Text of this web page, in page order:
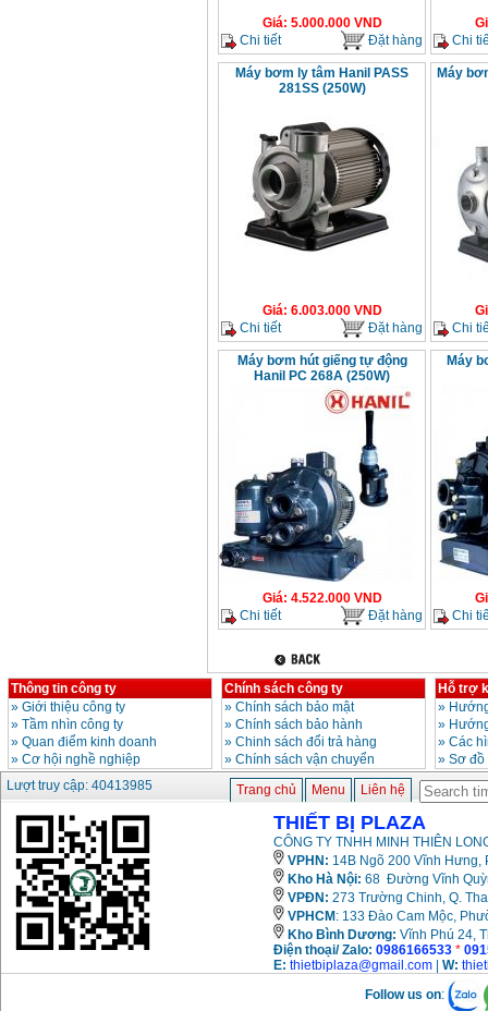
Giá: 5.000.000VND
Chi tiết
Đặt hàng
Chi
Máy bơm ly tâm Hanil PASS
281SS (250W)
Giá: 6.003.000VND
Chi tiết
Đặt hàng
Máy
Chi
Máy bơm hút giếng tự động
Hanil PC 268A (250W)
Giá: 4.522.000VND
Chi tiết
Đặt hàng
Máy
Chi
Thông tin công ty
» Giới thiệu công ty
» Tầm nhìn công ty
» Quan điểm kinh doanh
» Cơ hội nghề nghiệp
Chính sách công ty
» Chính sách bảo mật
» Chính sách bảo hành
» Chinh sách đổi trả hàng
» Chính sách vận chuyển
Hỗ trợ
»
»
» Các
» Sơ
Lượt truy cập: 40413985
Trang chủ Menu Liên hệ
THIẾT BỊ PLAZA
CÔNG TY TNHH MINH THIÊN
VPHN: 14B Ngõ 200 Vĩnh Hưng,
Kho Hà Nội: 68 Đường Vĩnh
VPĐN: 273 Trường Chinh, Q.
VPHCM : 133 Đào Cam Mộc,
Kho Bình Dương: Vĩnh Phú 24,
Điện thoại/ Zalo: 0986166533 *
E: thietbiplaza@gmail.com W:
Follow us on: